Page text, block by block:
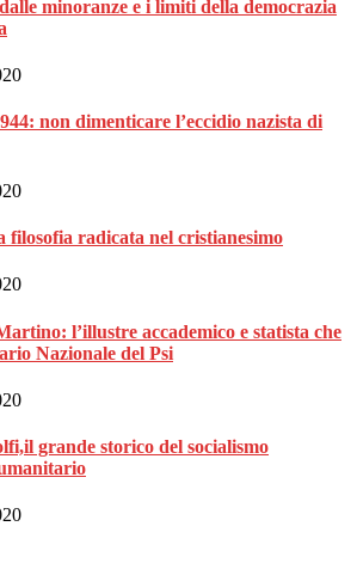
minoranze e i limiti della democrazia
non dimenticare l’eccidio nazista di
filosofia radicata nel cristianesimo
l’illustre accademico e statista che
Nazionale del Psi
grande storico del socialismo